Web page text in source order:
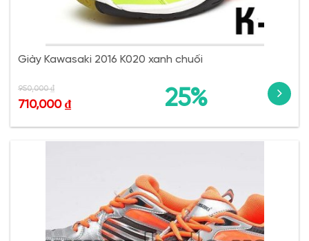
Giày Kawasaki 2016 K020 xanh chuối
25%
950,000₫
710,000 ₫